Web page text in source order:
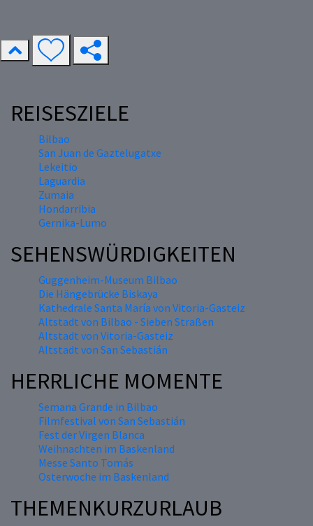
REISESZIELE
Bilbao
San Juan de Gaztelugatxe
Lekeitio
Laguardia
Zumaia
Hondarribia
Gernika-Lumo
SEHENSWÜRDIGKEITEN
Guggenheim-Museum Bilbao
Die Hängebrücke Biskaya
Kathedrale Santa María von Vitoria-Gasteiz
Altstadt von Bilbao - Sieben Straßen
Altstadt von Vitoria-Gasteiz
Altstadt von San Sebastián
HERRLICHE MOMENTE
Semana Grande in Bilbao
Filmfestival von San Sebastián
Fest der Virgen Blanca
Weihnachten im Baskenland
Messe Santo Tomás
Osterwoche im Baskenland
THEMENKURZURLAUB